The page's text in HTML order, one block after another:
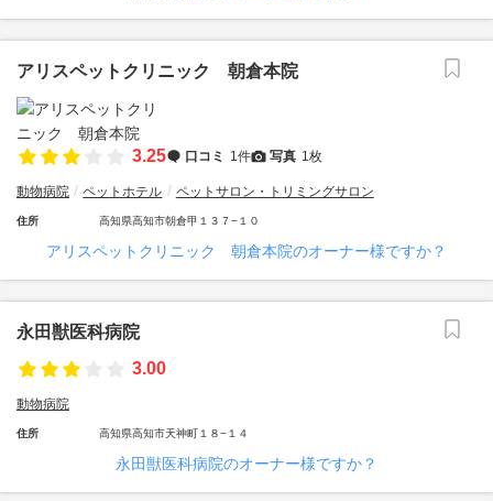
アリスペットクリニック 朝倉本院
3.25 口コミ 1件 写真 1枚
動物病院 ペットホテル ペットサロン・トリミングサロン
住所 高知県高知市朝倉甲１３７−１０
アリスペットクリニック 朝倉本院のオーナー様ですか？
永田獣医科病院
3.00
動物病院
住所 高知県高知市天神町１８−１４
永田獣医科病院のオーナー様ですか？